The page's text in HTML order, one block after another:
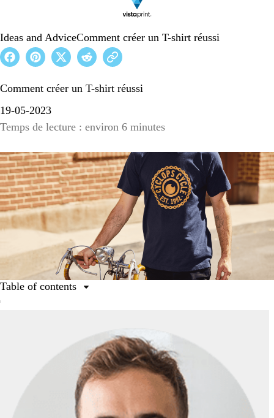
Ideas and AdviceComment créer un T-shirt réussi
Comment créer un T-shirt réussi
19-05-2023
Temps de lecture : environ 6 minutes
Table of contents
positionnement des éléments visuels.
3. Trouvez le style qui vous correspond.
4. Choisissez la police appropriée.
5. Positionnez votre contenu avec soin.